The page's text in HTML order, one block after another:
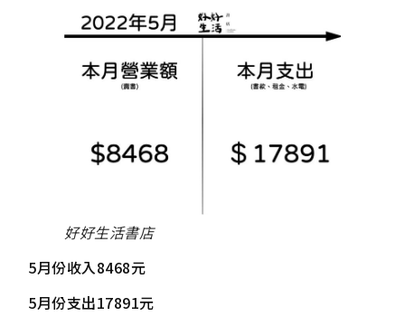
好好生活書店
5月份收入8468元
5月份支出17891元